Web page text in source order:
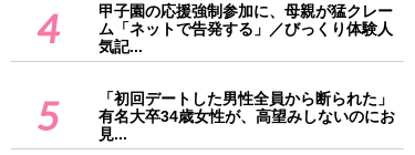
4
甲子園の応援強制参加に、母親が猛クレー
ム「ネットで告発する」／びっくり体験人
気記...
5
「初回デートした男性全員から断られた」
有名大卒34歳女性が、高望みしないのにお
見...